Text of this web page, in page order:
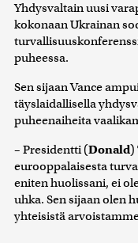
Yhdysvaltain uusi
kokonaan Ukrainan
puheessa.
Sen sijaan Vance
täyslaidallisella
puheenaiheita
– Presidentti (Donald)
eurooppalaisesta
eniten huolissani, ei
uhka. Sen sijaan olen
yhteisistä